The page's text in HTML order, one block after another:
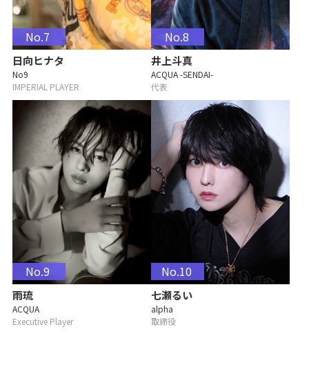
No.7
日向ヒナタ
No9
IMPERIAL PLAYER
No.8
井上斗真
ACQUA -SENDAI-
代表
No.9
雨琉
ACQUA
Executive Player
No.10
七瀬るい
alpha
取締役